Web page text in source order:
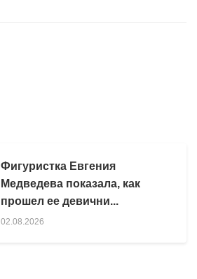
Фигуристка Евгения
Медведева показала, как
прошел ее девични...
02.08.2026